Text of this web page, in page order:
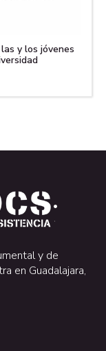
y los jóvenes
.
.
y de
en Guadalajara,